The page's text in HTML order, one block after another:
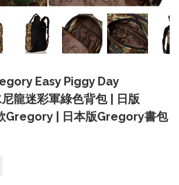
Easy Piggy Day
龍迷彩軍綠色背包 | 日版
Gregory | 日本版Gregory書包